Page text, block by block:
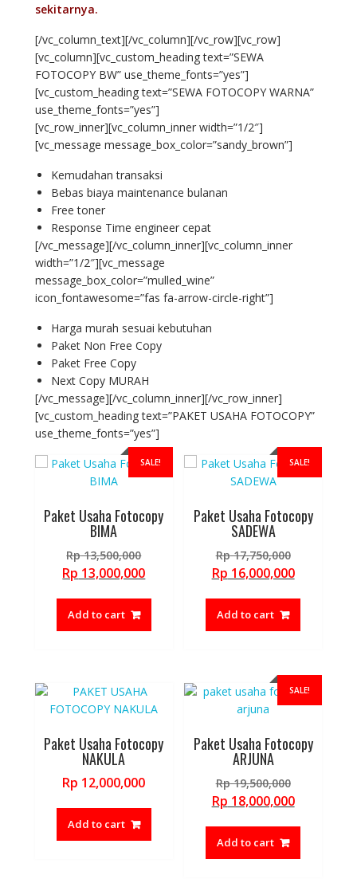
sekitarnya.
[/vc_column_text][/vc_column][/vc_row][vc_row]
[vc_column][vc_custom_heading text=”SEWA
FOTOCOPY BW” use_theme_fonts=”yes”]
[vc_custom_heading text=”SEWA FOTOCOPY WARNA”
use_theme_fonts=”yes”]
[vc_row_inner][vc_column_inner width=”1/2″]
[vc_message message_box_color=”sandy_brown”]
Kemudahan transaksi
Bebas biaya maintenance bulanan
Free toner
Response Time engineer cepat
[/vc_message][/vc_column_inner][vc_column_inner
width=”1/2″][vc_message
message_box_color=”mulled_wine”
icon_fontawesome=”fas fa-arrow-circle-right”]
Harga murah sesuai kebutuhan
Paket Non Free Copy
Paket Free Copy
Next Copy MURAH
[/vc_message][/vc_column_inner][/vc_row_inner]
[vc_custom_heading text=”PAKET USAHA FOTOCOPY”
use_theme_fonts=”yes”]
SALE!
Paket Usaha Fotocopy
BIMA
Rp13,500,000Original
price
Rp 13,000,000Current
Add to cart
SALE!
Paket Usaha Fotocopy
SADEWA
Rp17,750,000Original
price
Rp 16,000,000Current
Add to cart
Paket Usaha Fotocopy
NAKULA
Rp 12,000,000
Add to cart
SALE!
Paket Usaha Fotocopy
ARJUNA
Rp19,500,000Original
price
Rp 18,000,000Current
Add to cart